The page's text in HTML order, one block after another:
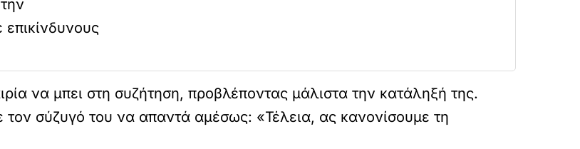
επικίνδυνους
να μπει στη συζήτηση, προβλέποντας μάλιστα την κατάληξή της.
τον σύζυγό του να απαντά αμέσως: «Τέλεια, ας κανονίσουμε τη